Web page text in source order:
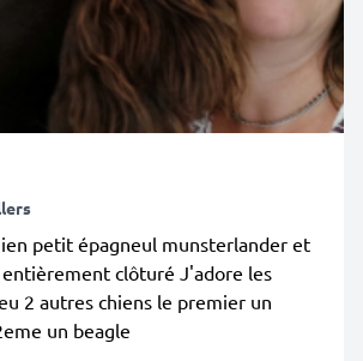
petit épagneul munsterlander et
clôturé J'adore les
2 autres chiens le premier un
un beagle